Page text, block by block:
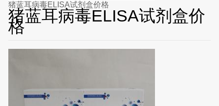
猪蓝耳病毒ELISA试剂盒价格
猪蓝耳病毒ELISA试剂盒价
格